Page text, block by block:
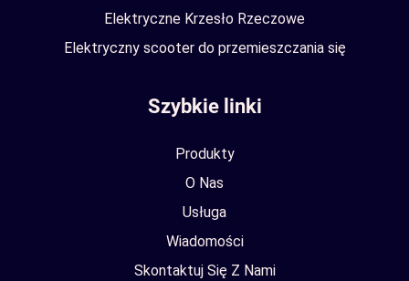
Elektryczne Krzesło Rzeczowe
Elektryczny scooter do przemieszczania się
Szybkie linki
Produkty
O Nas
Usługa
Wiadomości
Skontaktuj Się Z Nami